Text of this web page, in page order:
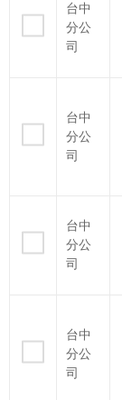
台中
分公
司
台中
分公
司
台中
分公
司
台中
分公
司